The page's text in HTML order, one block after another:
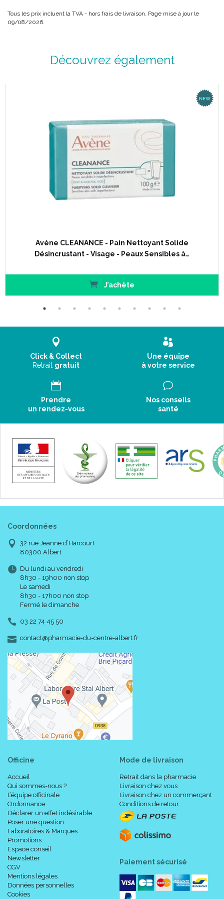
Tous les prix incluent la TVA - hors frais de livraison. Page mise à jour le
09/08/2026.
Découvrez également
Avène CLEANANCE - Pain Nettoyant Solide
Désincrustant - Visage - Peaux Sensibles à…
J’achète
Click & Collect
Retrait gratuit
Une équipe
à votre service
Prendre
un rendez-vous
Nos conseils
santé
Coordonnées
32 rue Jeanne d’Harcourt
80300 Albert
Du lundi au vendredi
8h30 - 19h00 non stop
Le samedi
8h30 - 17h00 non stop
Fermé le dimanche
03 22 74 45 50
contact-
@-
pharmacie-du-centre-albert.fr
Officine
Accueil
Qui sommes-nous ?
L’équipe officinale
Ordonnance
Déclarer un effet indésirable
Poser une question
Laboratoires & Marques
Promotions
Espace conseil
Newsletter
CGV
Mentions légales
Données personnelles
Cookies
Mode de livraison
Retrait dans la pharmacie
Livraison chez vous
Livraison chez un commerçant
Conditions de retour
Paiement sécurisé